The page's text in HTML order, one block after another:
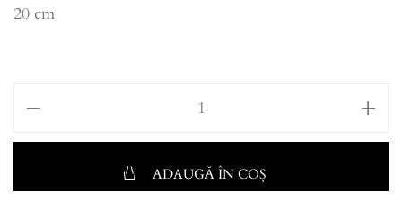
20 cm
ADAUGĂ ÎN COȘ